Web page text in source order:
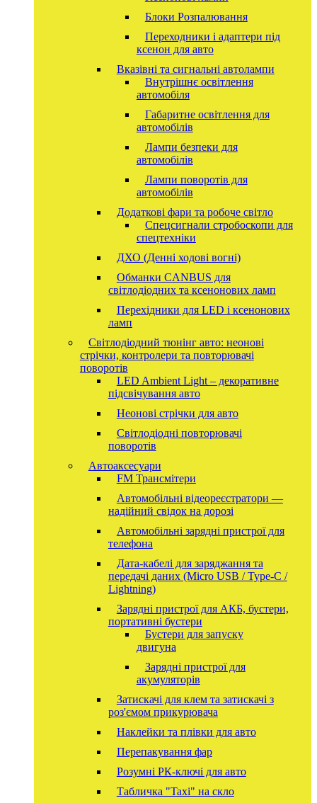
Блоки Розпалювання
Переходники і адаптери під
ксенон для авто
Вказівні та сигнальні автолампи
Внутрішнє освітлення
автомобіля
Габаритне освітлення для
автомобілів
Лампи безпеки для
автомобілів
Лампи поворотів для
автомобілів
Додаткові фари та робоче світло
Спецсигнали стробоскопи для
спецтехніки
ДХО (Денні ходові вогні)
Обманки CANBUS для
світлодіодних та ксенонових ламп
Перехідники для LED і ксенонових
ламп
Світлодіодний тюнінг авто: неонові
стрічки, контролери та повторювачі
поворотів
LED Ambient Light – декоративне
підсвічування авто
Неонові стрічки для авто
Світлодіодні повторювачі
поворотів
Автоаксесуари
FM Трансмітери
Автомобільні відеореєстратори —
надійний свідок на дорозі
Автомобільні зарядні пристрої для
телефона
Дата-кабелі для заряджання та
передачі даних (Micro USB / Type-C /
Lightning)
Зарядні пристрої для АКБ, бустери,
портативні бустери
Бустери для запуску
двигуна
Зарядні пристрої для
акумуляторів
Затискачі для клем та затискачі з
роз'ємом прикурювача
Наклейки та плівки для авто
Перепакування фар
Розумні РК-ключі для авто
Табличка "Taxi" на скло